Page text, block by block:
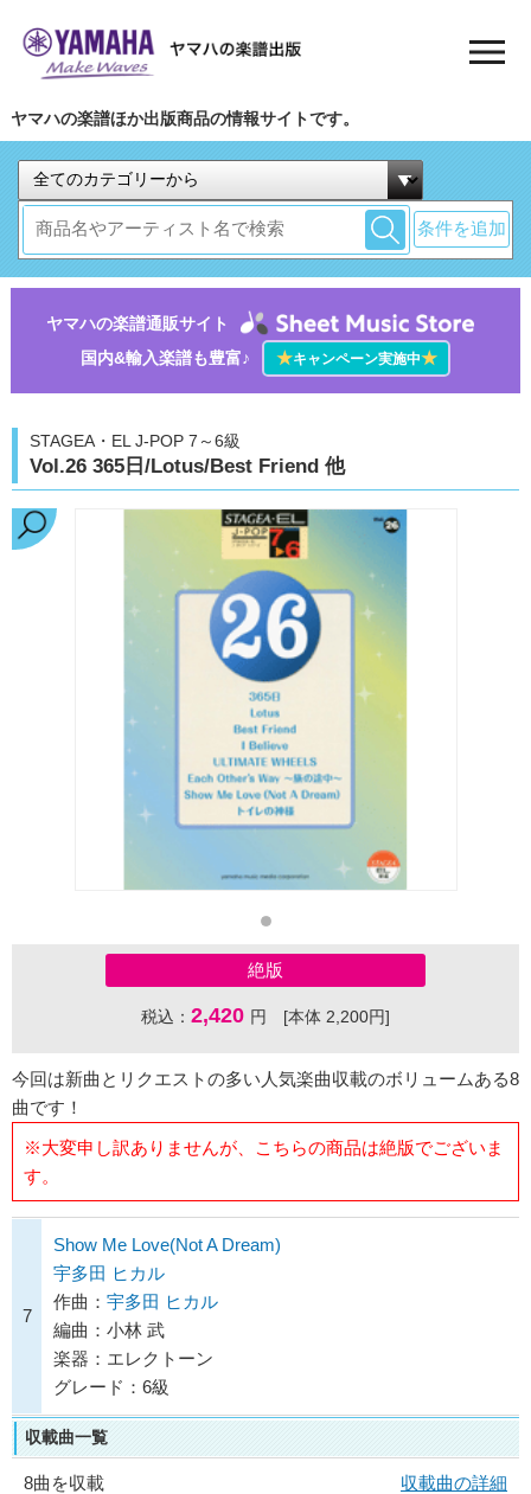
ヤマハの楽譜ほか出版商品の情報サイトです。
条件を追加
ヤマハの楽譜通販サイト
国内&輸入楽譜も豊富♪
★キャンペーン実施中★
STAGEA・EL J-POP 7～6級
Vol.26 365日/Lotus/Best Friend 他
絶版
税込： 2,420 円 [本体 2,200円]
今回は新曲とリクエストの多い人気楽曲収載のボリュームある8
曲です！
※大変申し訳ありませんが、こちらの商品は絶版でございま
す。
7
Show Me Love(Not A Dream)
宇多田 ヒカル
作曲： 宇多田 ヒカル
編曲：小林 武
楽器：エレクトーン
グレード：6級
収載曲一覧
8曲を収載
収載曲の詳細